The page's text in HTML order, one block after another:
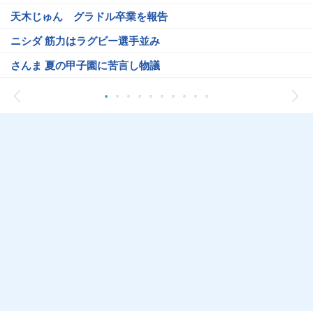
天木じゅん グラドル卒業を報告
ニシダ 筋力はラグビー選手並み
さんま 夏の甲子園に苦言し物議